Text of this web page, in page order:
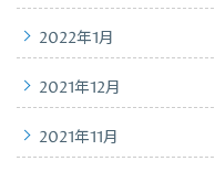
2022年1月
2021年12月
2021年11月